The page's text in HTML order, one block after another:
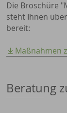
Die Broschüre
steht Ihnen
bereit:
Maßnahmen
Beratung